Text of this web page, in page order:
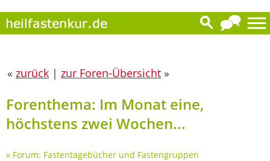
« zurück | zur Foren-Übersicht »
Forenthema: Im Monat eine,
höchstens zwei Wochen...
» Forum: Fastentagebücher und Fastengruppen